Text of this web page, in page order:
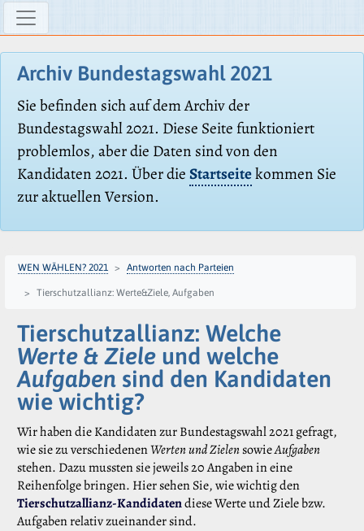
Archiv Bundestagswahl 2021
Sie befinden sich auf dem Archiv der
Bundestagswahl 2021. Diese Seite funktioniert
problemlos, aber die Daten sind von den
Kandidaten 2021. Über dieStartseitekommen Sie
zur aktuellen Version.
WEN WÄHLEN? 2021 Antworten nach Parteien
Tierschutzallianz: Werte&Ziele, Aufgaben
Tierschutzallianz: Welche
Werte & Ziele und welche
Aufgaben sind den Kandidaten
wie wichtig?
Wir haben die Kandidaten zur Bundestagswahl 2021 gefragt,
wie sie zu verschiedenenWerten und ZielensowieAufgaben
stehen. Dazu mussten sie jeweils 20 Angaben in eine
Reihenfolge bringen. Hier sehen Sie, wie wichtig den
Tierschutzallianz-Kandidatendiese Werte und Ziele bzw.
Aufgaben relativ zueinander sind.